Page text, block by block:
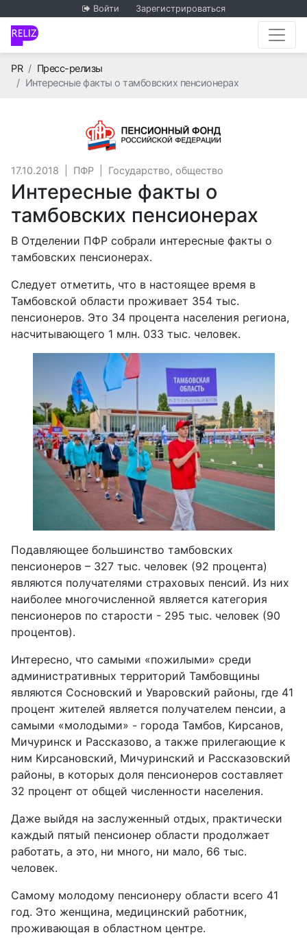
Войти Зарегистрироваться
PRГлавная
Пресс-релизы
Интересные факты о тамбовских пенсионерах
17.10.2018 ПФР Государство, общество
Интересные факты о
тамбовских пенсионерах
В Отделении ПФР собрали интересные факты о
тамбовских пенсионерах.
Следует отметить, что в настоящее время в
Тамбовской области проживает 354 тыс.
пенсионеров. Это 34 процента населения региона,
насчитывающего 1 млн. 033 тыс. человек.
Подавляющее большинство тамбовских
пенсионеров – 327 тыс. человек (92 процента)
являются получателями страховых пенсий. Из них
наиболее многочисленной является категория
пенсионеров по старости - 295 тыс. человек (90
процентов).
Интересно, что самыми «пожилыми» среди
административных территорий Тамбовщины
являются Сосновский и Уваровский районы, где 41
процент жителей является получателем пенсии, а
самыми «молодыми» - города Тамбов, Кирсанов,
Мичуринск и Рассказово, а также прилегающие к
ним Кирсановский, Мичуринский и Рассказовский
районы, в которых доля пенсионеров составляет
32 процент от общей численности населения.
Даже выйдя на заслуженный отдых, практически
каждый пятый пенсионер области продолжает
работать, а это, ни много, ни мало, 66 тыс.
человек.
Самому молодому пенсионеру области всего 41
год. Это женщина, медицинский работник,
проживающая в областном центре.